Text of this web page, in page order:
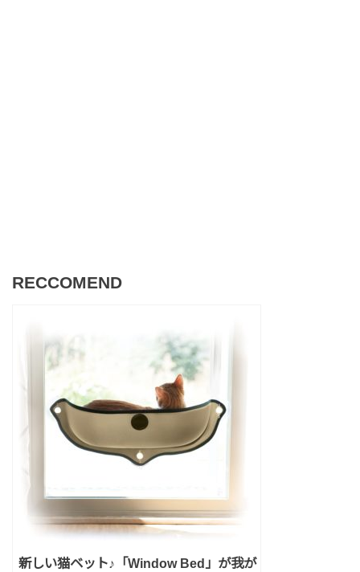
RECCOMEND
新しい猫ベット♪「Window Bed」が我が